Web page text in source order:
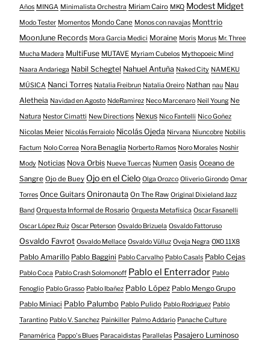
Años MINGA Minimalista Orchestra Miriam Cairo MKQ Modest Midget
Modo Tester Momentos Mondo Cane Monos con navajas Monttrio
MoonJune Records Mora Garcia Medici Moraine Moris Morus Mr. Three
Mucha Madera MultiFuse MUTAVE Myriam Cubelos Mythopoeic Mind
Naara Andariega Nabil Schegtel Nahuel Antuña Naked City NAMEKU
MÚSICA Nanci Torres Natalia Freibrun Natalia Oreiro Nathan nau Nau
Aletheia Navidad en Agosto NdeRamirez Neco Marcenaro Neil Young Ne
Natura Nestor Cimatti New Directions Nexus Nico Fantelli Nico Goñez
Nicolas Meier Nicolás Ferraiolo Nicolás Ojeda Nirvana Niuncobre Nobilis
Factum Nolo Correa Nora Benaglia Norberto Ramos Noro Morales Noshir
Mody Noticias Nova Orbis Nueve Tuercas Numen Oasis Oceano de
Sangre Ojo de Buey Ojo en el Cielo Olga Orozco Oliverio Girondo Omar
Torres Once Guitars Onironauta On The Raw Original Dixieland Jazz
Band Orquesta Informal de Rosario Orquesta Metafísica Oscar Fasanelli
Oscar López Ruiz Oscar Peterson Osvaldo Brizuela Osvaldo Fattoruso
Osvaldo Favrot Osvaldo Mellace Osvaldo Vülluz Oveja Negra OXO 11X8
Pablo Amarillo Pablo Baggini Pablo Carvalho Pablo Casals Pablo Cejas
Pablo Coca Pablo Crash Solomonoff Pablo el Enterrador Pablo
Fenoglio Pablo Grasso Pablo Ibañez Pablo López Pablo Mengo Grupo
Pablo Miniaci Pablo Palumbo Pablo Pulido Pablo Rodriguez Pablo
Tarantino Pablo V. Sanchez Painkiller Palmo Addario Panache Culture
Panamérica Pappo's Blues Paracaidistas Parallelas Pasajero Luminoso